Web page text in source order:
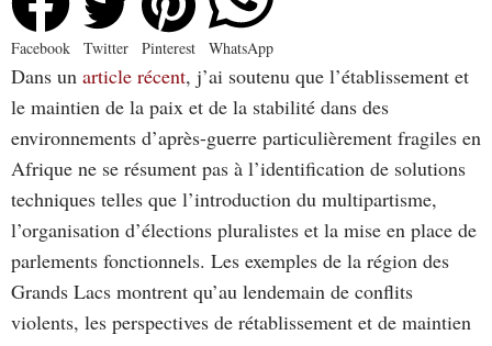
Facebook Twitter Pinterest WhatsApp
Dans un article récent, j’ai soutenu que l’établissement et
le maintien de la paix et de la stabilité dans des
environnements d’après-guerre particulièrement fragiles en
Afrique ne se résument pas à l’identification de solutions
techniques telles que l’introduction du multipartisme,
l’organisation d’élections pluralistes et la mise en place de
parlements fonctionnels. Les exemples de la région des
Grands Lacs montrent qu’au lendemain de conflits
violents, les perspectives de rétablissement et de maintien